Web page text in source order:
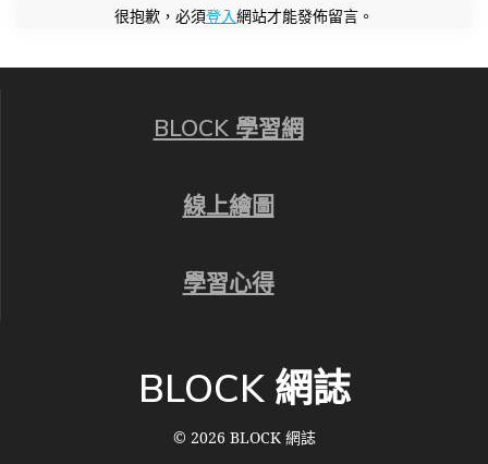
很抱歉，必須登入網站才能發佈留言。
BLOCK 學習網
線上繪圖
學習心得
BLOCK 網誌
© 2026 BLOCK 網誌